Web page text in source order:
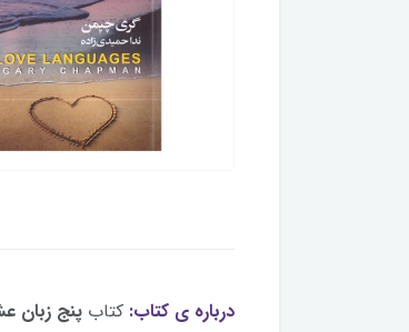
درباره ی کتاب: کتاب پنج زبان